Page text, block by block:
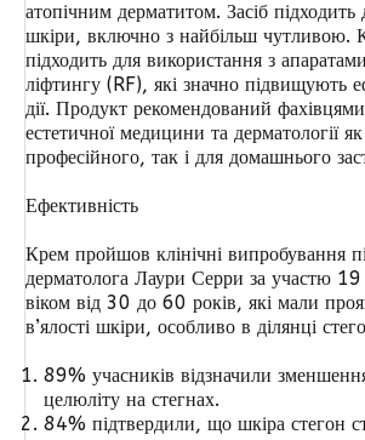
атопічним дерматитом. Засіб підходить
шкіри, включно з найбільш чутливою.
підходить для використання з
ліфтингу (RF), які значно підвищують
дії. Продукт рекомендований фахівцями
естетичної медицини та дерматології
професійного, так і для домашнього
Ефективність
Крем пройшов клінічні випробування
дерматолога Лаури Серри за участю 19
віком від 30 до 60 років, які мали
в’ялості шкіри, особливо в ділянці
89% учасників відзначили
целюліту на стегнах.
84% підтвердили, що шкіра стегон